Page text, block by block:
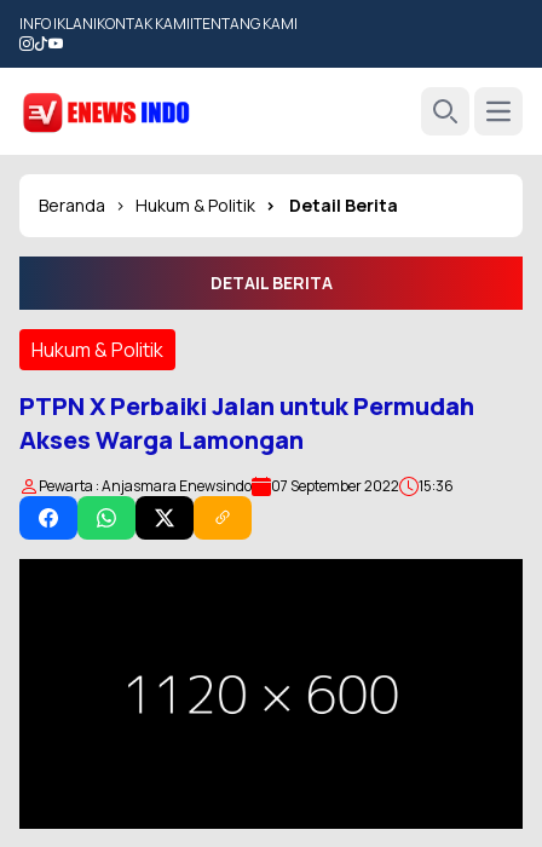
INFO IKLAN|KONTAK KAMI|TENTANG KAMI
Beranda Hukum & Politik Detail Berita
DETAIL BERITA
Hukum & Politik
PTPN X Perbaiki Jalan untuk Permudah
Akses Warga Lamongan
Pewarta : Anjasmara Enewsindo 07 September 2022 15:36